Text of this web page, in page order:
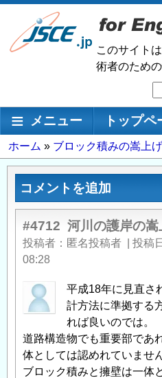
メ
ン
移
このサイト
術者のため
メインナビゲーション
メニュー トップペ
パ
ン
ず
ホーム ブロック積みの嵩上げ
コメントを追加
#4712 河川の護岸の嵩
投稿者 匿名投稿者 投稿
08:28
平成18年に見直さ
計方法に準拠する
れば良いのでは。
道路構造物でも重要部であ
体としては認めれていませ
ブロック積みと擁壁は一体